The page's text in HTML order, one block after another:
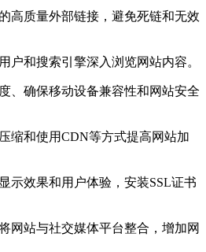
高质量外部链接，避免死链和无效
户和搜索引擎深入浏览网站内容‌。
、确保移动设备兼容性和网站安全
缩和使用CDN等方式提高网站加
示效果和用户体验，安装SSL证书
网站与社交媒体平台整合，增加网